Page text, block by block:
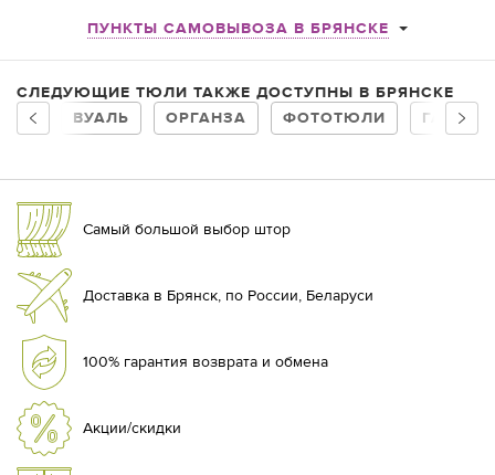
ПУНКТЫ САМОВЫВОЗА В БРЯНСКЕ
СЛЕДУЮЩИЕ ТЮЛИ ТАКЖЕ ДОСТУПНЫ В БРЯНСКЕ
ВУАЛЬ
ОРГАНЗА ФОТОТЮЛИ
Самый большой выбор штор
Доставка в Брянск, по России, Беларуси
100% гарантия возврата и обмена
Акции/скидки